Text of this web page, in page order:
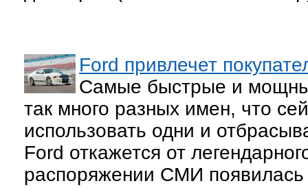
Ford привлечет
Самые быстрые и
так много разных имен, что
использовать одни и
Ford откажется от
распоряжении СМИ